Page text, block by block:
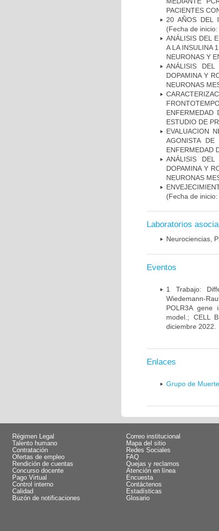
PACIENTES
20 AÑOS DEL
(Fecha de
ANÁLISIS DEL
A LA INSULINA
NEURONAS Y
ANÁLISIS
DOPAMINA Y
NEURONAS
ENFERMEDAD
ESTUDIO DE
EVALUACION
AGONISTA
ENFERMEDAD
ANÁLISIS
DOPAMINA Y
NEURONAS
(Fecha de
Laboratorios
Neurociencias,
Eventos
1 Trabajo:
Wiedemann-
POLR3A gene
model.; CELL
diciembre 2022.
Enlaces
Grupo de
Régimen Legal
Talento humano
Contratación
Ofertas de empleo
Rendición de cuentas
Concurso docente
Pago Virtual
Control interno
Calidad
Buzón de notificaciones
Correo institucional
Mapa del sitio
Redes Sociales
FAQ
Quejas y reclamos
Atención en línea
Encuesta
Contáctenos
Estadísticas
Glosario